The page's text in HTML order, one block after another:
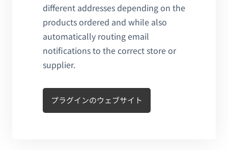
different addresses depending on the
products ordered and while also
automatically routing email
notifications to the correct store or
supplier.
プラグインのウェブサイト